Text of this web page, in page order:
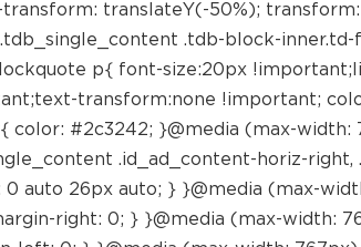
translateY(-50%);
.tdb-block-
p{ font-size:20px
transform:none !important;
color: #2c3242; }@media (max-
.id_ad_content-horiz-
0 auto 26px auto; } }@media (max-
right: 0; } }@media (max-width: